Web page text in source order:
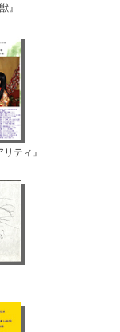
』
ティ』